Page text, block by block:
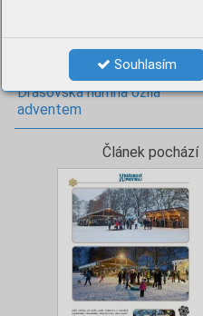
Souhlasím
předchozí článek
Drásovská humna ožila
adventem
Článek pochází